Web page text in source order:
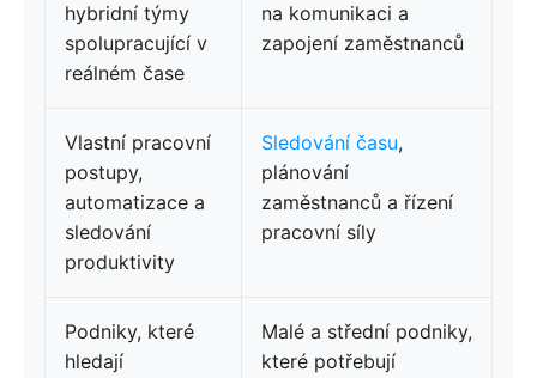
hybridní týmy
spolupracující v
reálném čase
na komunikaci a
zapojení zaměstnanců
Vlastní pracovní
postupy,
automatizace a
sledování
produktivity
Sledování času,
plánování
zaměstnanců a řízení
pracovní síly
Podniky, které
hledají
Malé a střední podniky,
které potřebují